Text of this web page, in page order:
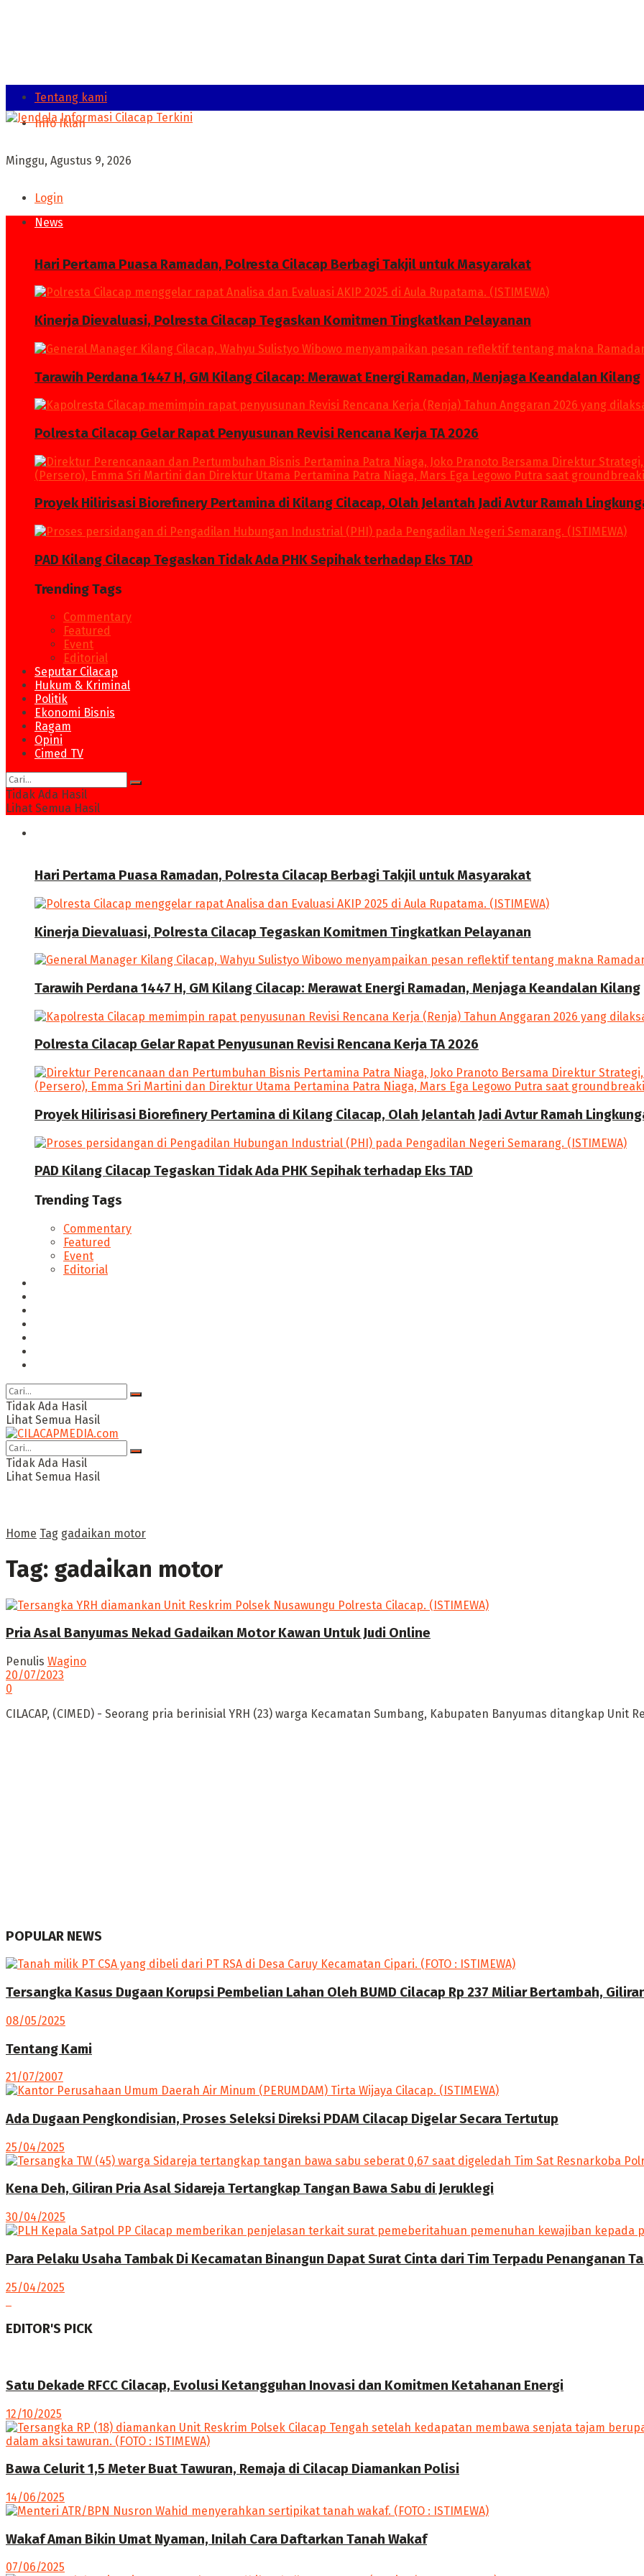
Tentang kami
Info Iklan
Minggu, Agustus 9, 2026
Login
News
Hari Pertama Puasa Ramadan, Polresta Cilacap Berbagi Takjil untuk Masyarakat
Kinerja Dievaluasi, Polresta Cilacap Tegaskan Komitmen Tingkatkan Pelayanan
Tarawih Perdana 1447 H, GM Kilang Cilacap: Merawat Energi Ramadan, Menjaga Keandalan Kilang
Polresta Cilacap Gelar Rapat Penyusunan Revisi Rencana Kerja TA 2026
Proyek Hilirisasi Biorefinery Pertamina di Kilang Cilacap, Olah Jelantah Jadi Avtur Ramah
PAD Kilang Cilacap Tegaskan Tidak Ada PHK Sepihak terhadap Eks TAD
Trending Tags
Commentary
Featured
Event
Editorial
Seputar Cilacap
Hukum & Kriminal
Politik
Ekonomi Bisnis
Ragam
Opini
Cimed TV
Tidak Ada Hasil
Lihat Semua Hasil
Hari Pertama Puasa Ramadan, Polresta Cilacap Berbagi Takjil untuk Masyarakat
Kinerja Dievaluasi, Polresta Cilacap Tegaskan Komitmen Tingkatkan Pelayanan
Tarawih Perdana 1447 H, GM Kilang Cilacap: Merawat Energi Ramadan, Menjaga Keandalan Kilang
Polresta Cilacap Gelar Rapat Penyusunan Revisi Rencana Kerja TA 2026
Proyek Hilirisasi Biorefinery Pertamina di Kilang Cilacap, Olah Jelantah Jadi Avtur Ramah
PAD Kilang Cilacap Tegaskan Tidak Ada PHK Sepihak terhadap Eks TAD
Trending Tags
Commentary
Featured
Event
Editorial
Tidak Ada Hasil
Lihat Semua Hasil
Tidak Ada Hasil
Lihat Semua Hasil
Home Tag gadaikan motor
Tag: gadaikan motor
Pria Asal Banyumas Nekad Gadaikan Motor Kawan Untuk Judi Online
Penulis Wagino
20/07/2023
0
CILACAP, (CIMED) - Seorang pria berinisial YRH (23) warga Kecamatan Sumbang, Kabupaten Banyumas ditangkap Unit
POPULAR NEWS
Tersangka Kasus Dugaan Korupsi Pembelian Lahan Oleh BUMD Cilacap Rp 237 Miliar Bertambah,
08/05/2025
Tentang Kami
21/07/2007
Ada Dugaan Pengkondisian, Proses Seleksi Direksi PDAM Cilacap Digelar Secara Tertutup
25/04/2025
Kena Deh, Giliran Pria Asal Sidareja Tertangkap Tangan Bawa Sabu di Jeruklegi
30/04/2025
Para Pelaku Usaha Tambak Di Kecamatan Binangun Dapat Surat Cinta dari Tim Terpadu Penanganan
25/04/2025
EDITOR'S PICK
Satu Dekade RFCC Cilacap, Evolusi Ketangguhan Inovasi dan Komitmen Ketahanan Energi
12/10/2025
Bawa Celurit 1,5 Meter Buat Tawuran, Remaja di Cilacap Diamankan Polisi
14/06/2025
Wakaf Aman Bikin Umat Nyaman, Inilah Cara Daftarkan Tanah Wakaf
07/06/2025